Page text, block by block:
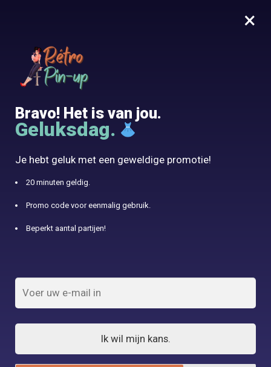
0
10% aangeboden met de code RETRO10
Begin / Pin Up Headband
×
Bravo! Het is van jou.
Geluksdag.
Je hebt geluk met een geweldige promotie!
20 minuten geldig.
Promo code voor eenmalig gebruik.
Beperkt aantal partijen!
Ik wil mijn kans.